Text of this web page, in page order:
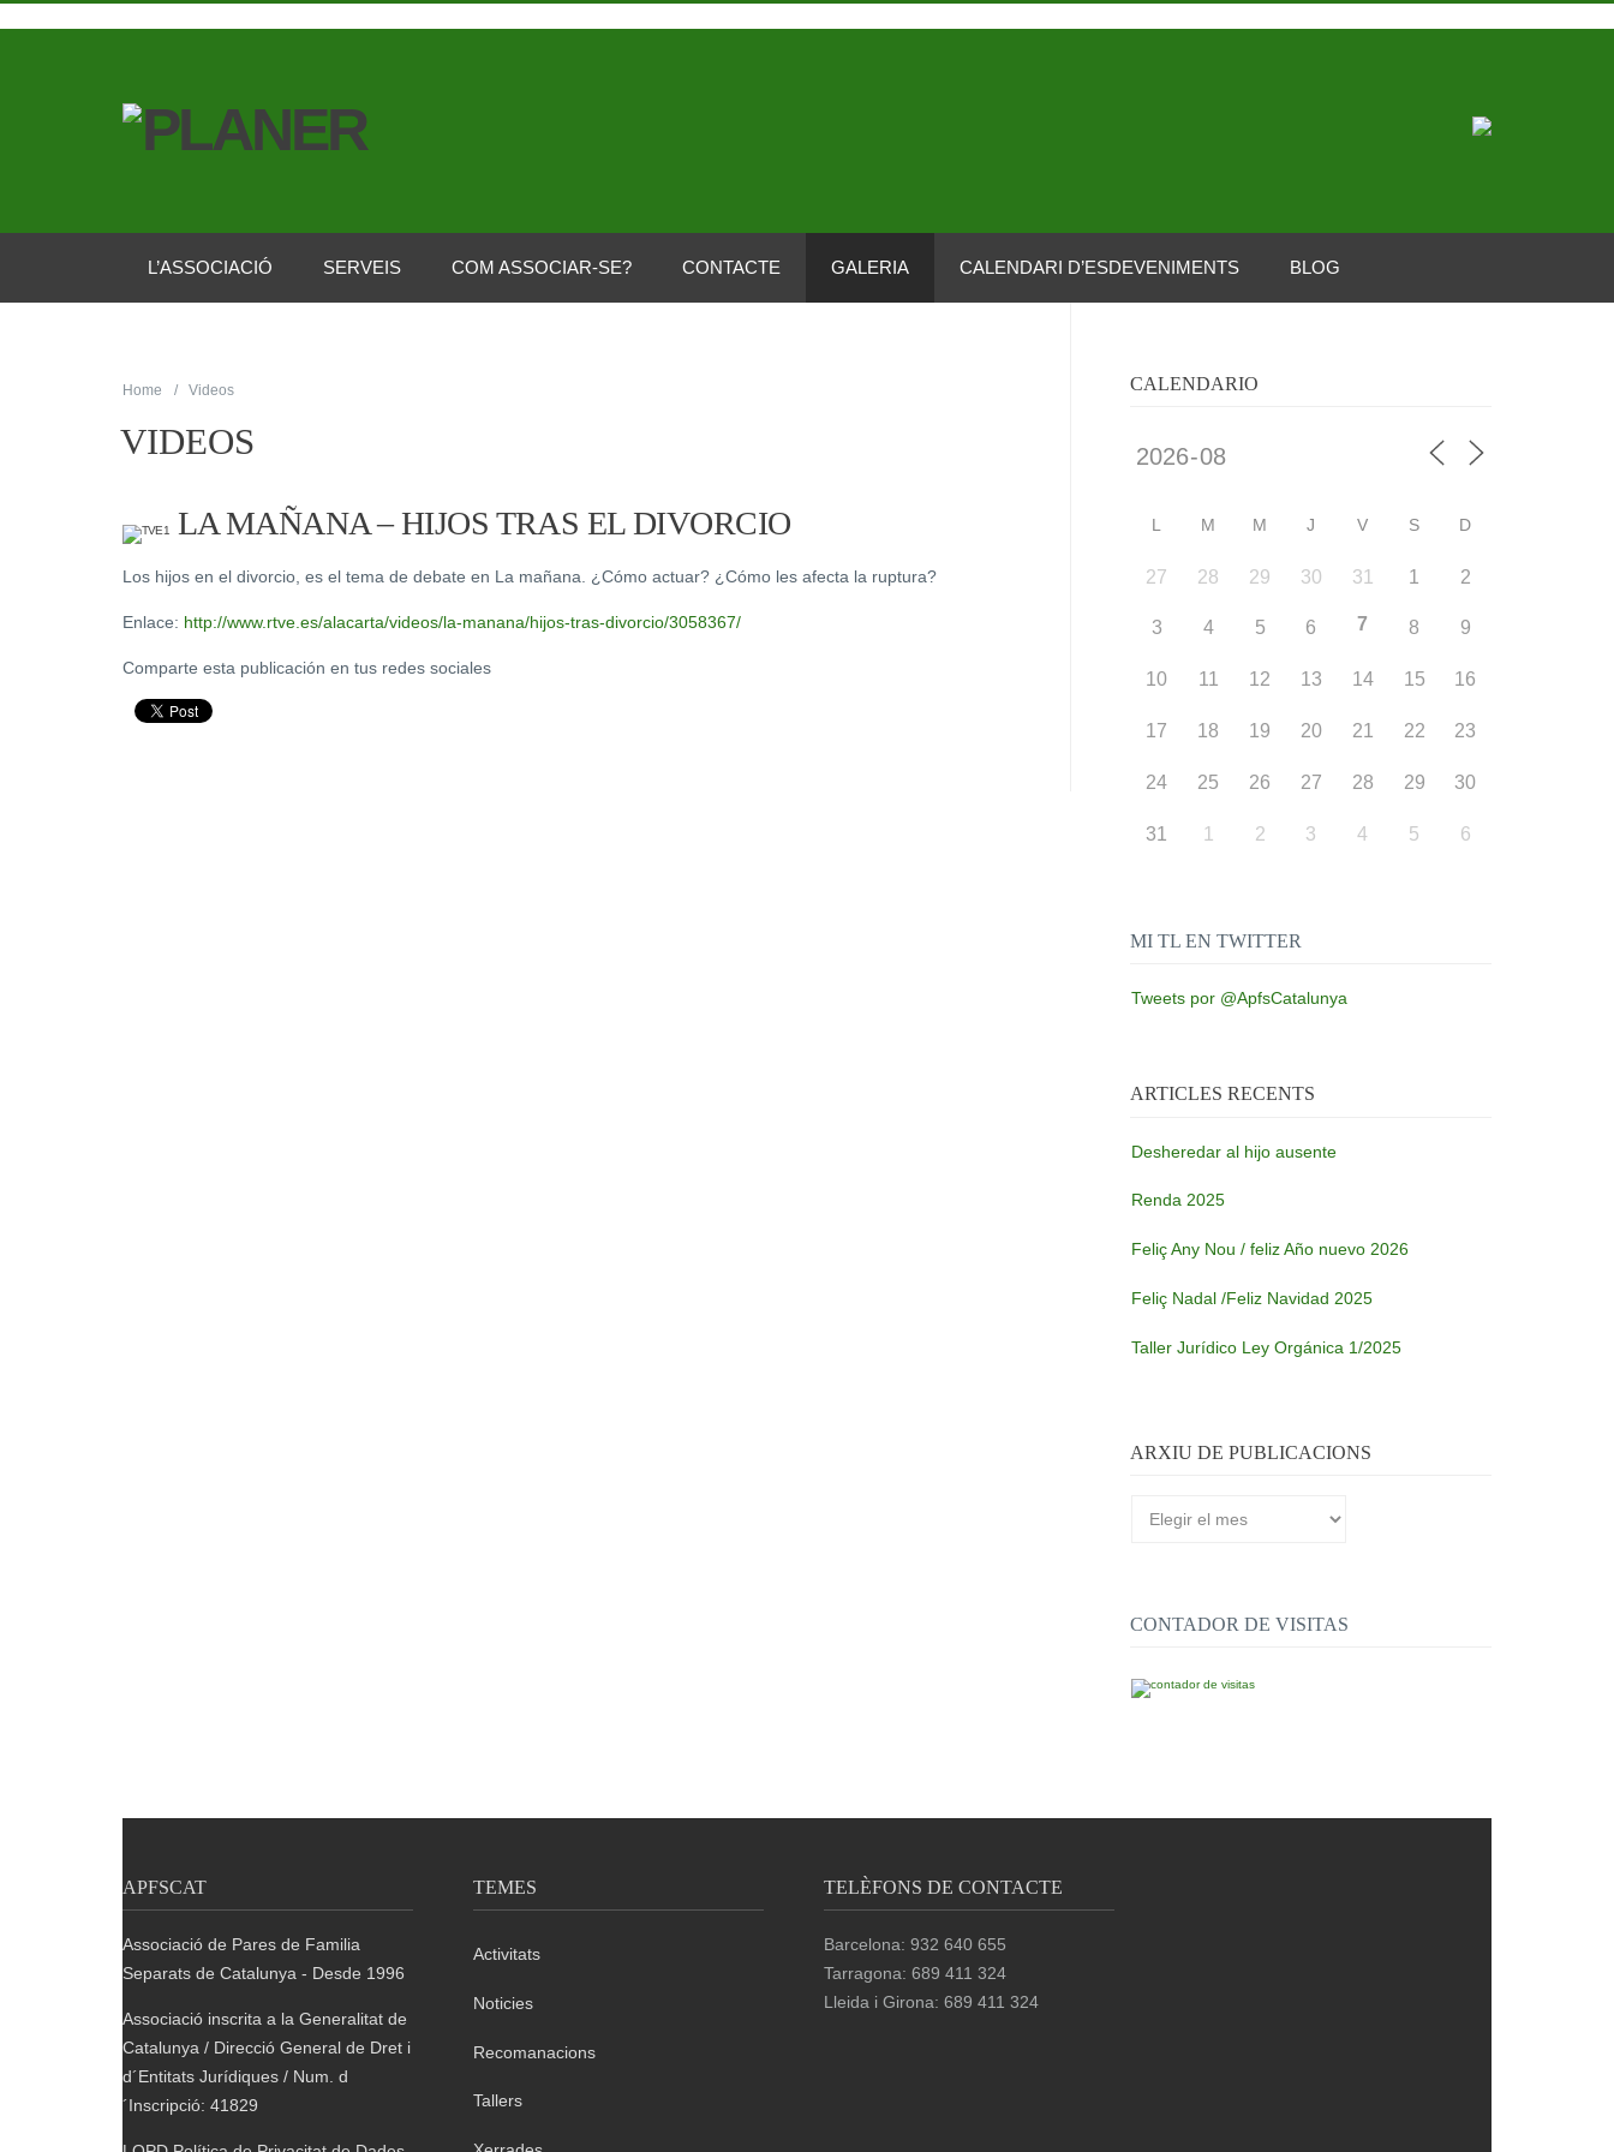
L’ASSOCIACIÓ SERVEIS COM ASSOCIAR-SE? CONTACTE GALERIA CALENDARI D’ESDEVENIMENTS BLOG
Home Videos
VIDEOS
LA MAÑANA – HIJOS TRAS EL DIVORCIO
Los hijos en el divorcio, es el tema de debate en La mañana. ¿Cómo actuar? ¿Cómo les afecta la ruptura?
Enlace: http://www.rtve.es/alacarta/videos/la-manana/hijos-tras-divorcio/3058367/
Comparte esta publicación en tus redes sociales
CALENDARIO
L M M J V S D
27 28 29 30 31 1 2
3 4 5 6 7 8 9
10 11 12 13 14 15 16
17 18 19 20 21 22 23
24 25 26 27 28 29 30
31 1 2 3 4 5 6
MI TL EN TWITTER
Tweets por @ApfsCatalunya
ARTICLES RECENTS
Desheredar al hijo ausente
Renda 2025
Feliç Any Nou / feliz Año nuevo 2026
Feliç Nadal /Feliz Navidad 2025
Taller Jurídico Ley Orgánica 1/2025
ARXIU DE PUBLICACIONS
CONTADOR DE VISITAS
APFSCAT
Associació de Pares de Familia
Separats de Catalunya - Desde 1996
Associació inscrita a la Generalitat de
Catalunya / Direcció General de Dret i
d´Entitats Jurídiques / Num. d
´Inscripció: 41829
TEMES
Activitats
Noticies
Recomanacions
Tallers
TELÈFONS DE CONTACTE
Barcelona: 932 640 655
Tarragona: 689 411 324
Lleida i Girona: 689 411 324